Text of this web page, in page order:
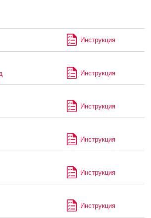
Инструкция
Инструкция
Инструкция
Инструкция
Инструкция
Инструкция